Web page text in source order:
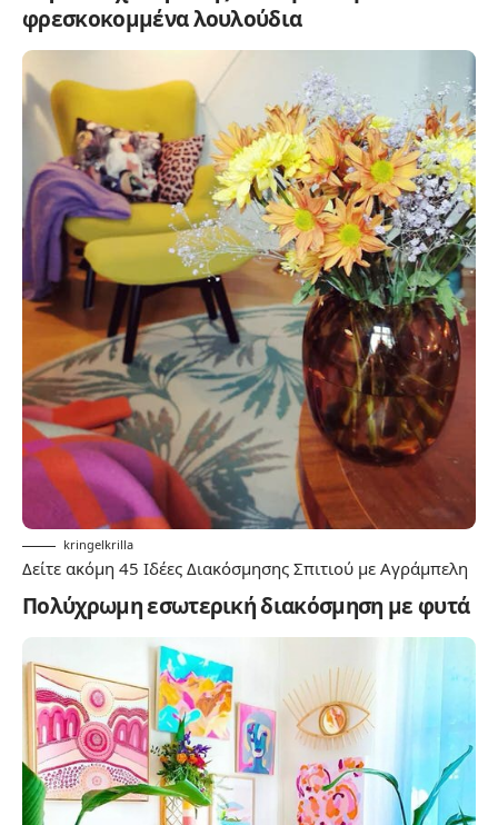
φρεσκοκομμένα λουλούδια
kringelkrilla
Δείτε ακόμη 45 Ιδέες Διακόσμησης Σπιτιού με Αγράμπελη
Πολύχρωμη εσωτερική διακόσμηση με φυτά